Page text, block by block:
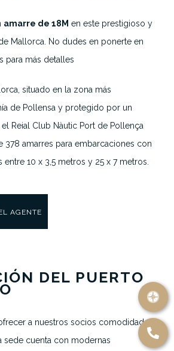
amarre de 18M en este prestigioso y
Mallorca. No dudes en ponerte en
para más detalles
situado en la zona más
de Pollensa y protegido por un
Reial Club Nàutic Port de Pollença
378 amarres para embarcaciones con
10 x 3,5 metros y 25 x 7 metros.
AGENTE
DEL PUERTO
a nuestros socios comodidad y
sede cuenta con modernas